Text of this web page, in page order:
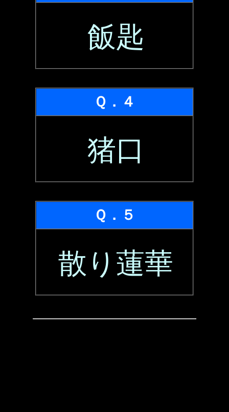
飯匙
Ｑ．４
猪口
Ｑ．５
散り蓮華